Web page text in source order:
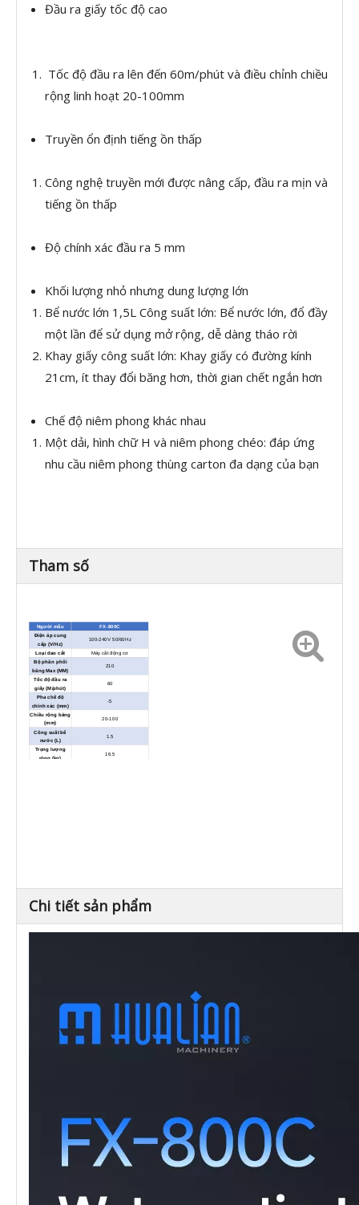
Đầu ra giấy tốc độ cao
Tốc độ đầu ra lên đến 60m/phút và điều chỉnh chiều
rộng linh hoạt 20-100mm
Truyền ổn định tiếng ồn thấp
Công nghệ truyền mới được nâng cấp, đầu ra mịn và
tiếng ồn thấp
Độ chính xác đầu ra 5 mm
Khối lượng nhỏ nhưng dung lượng lớn
Bể nước lớn 1,5L Công suất lớn: Bể nước lớn, đổ đầy
một lần để sử dụng mở rộng, dễ dàng tháo rời
Khay giấy công suất lớn: Khay giấy có đường kính
21cm, ít thay đổi băng hơn, thời gian chết ngắn hơn
Chế độ niêm phong khác nhau
Một dải, hình chữ H và niêm phong chéo: đáp ứng
nhu cầu niêm phong thùng carton đa dạng của bạn
Tham số
Người mẫu
FX-800C
Điện áp cung
cấp (V/Hz)
100-240V 50/60Hz
Loại dao cắt
Máy cắt động cơ
Bộ phân phối
băng Max (MM)
210
Tốc độ đầu ra
giấy (M/phút)
60
Pha chế độ
chính xác (mm)
-5
Chiều rộng băng
(mm)
20-100
Công suất bể
nước (L)
1.5
Trọng lượng
ròng (kg)
16.5
Chi tiết sản phẩm